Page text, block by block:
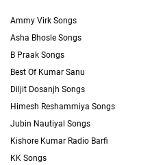
Ammy Virk Songs
Asha Bhosle Songs
B Praak Songs
Best Of Kumar Sanu
Diljit Dosanjh Songs
Himesh Reshammiya Songs
Jubin Nautiyal Songs
Kishore Kumar Radio Barfi
KK Songs